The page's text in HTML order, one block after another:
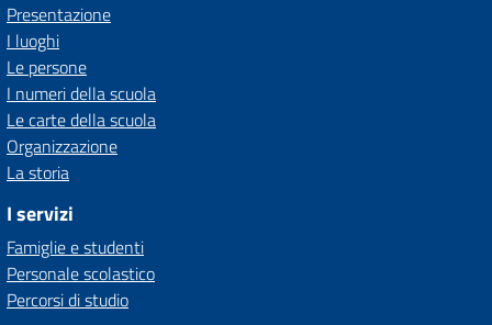
Presentazione
I luoghi
Le persone
I numeri della scuola
Le carte della scuola
Organizzazione
La storia
I servizi
Famiglie e studenti
Personale scolastico
Percorsi di studio